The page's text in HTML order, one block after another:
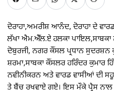
ਦੋਰਾਹਾ,ਅਮਰੀਸ਼ ਆਨੰਦ, ਦੋਰਾਹਾ ਦੇ
ਲੱਖਾ ਐਮ.ਐੱਲ.ਏ ਹਲਕਾ
ਦੋਬੁਰਜੀ, ਨਗਰ ਕੌਂਸਲ ਪ੍ਰਧਾਨ ਸੁਦਰਸ਼ਨ
ਸ਼ਰਮਾ,ਸਾਬਕਾ ਕੌਂਸਲਰ ਹਰਿੰਦਰ ਕੁਮਾਰ
ਨਵੀਨੀਕਰਨ ਅਤੇ ਵਾਰਡ ਵਾਸੀਆਂ ਦੀ
ਤੇ ਬੈਂਚ ਰਖਵਾਏ ਗਏ। ਇਸ ਮੌਕੇ ਪ੍ਰੈਸ